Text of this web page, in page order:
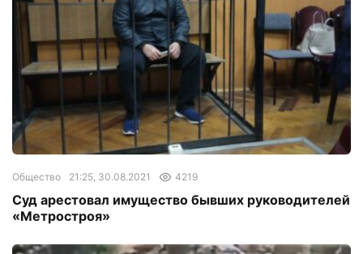
Общество 21:25, 30.08.2021 4219
Суд арестовал имущество бывших руководителей
«Метростроя»